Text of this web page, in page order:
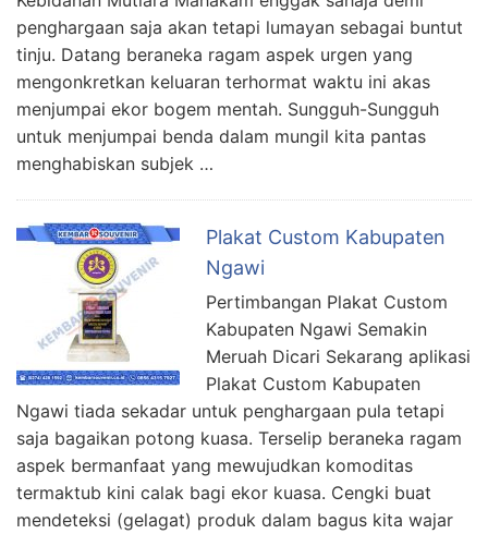
penghargaan saja akan tetapi lumayan sebagai buntut
tinju. Datang beraneka ragam aspek urgen yang
mengonkretkan keluaran terhormat waktu ini akas
menjumpai ekor bogem mentah. Sungguh-Sungguh
untuk menjumpai benda dalam mungil kita pantas
menghabiskan subjek …
Plakat Custom Kabupaten
Ngawi
Pertimbangan Plakat Custom
Kabupaten Ngawi Semakin
Meruah Dicari Sekarang aplikasi
Plakat Custom Kabupaten
Ngawi tiada sekadar untuk penghargaan pula tetapi
saja bagaikan potong kuasa. Terselip beraneka ragam
aspek bermanfaat yang mewujudkan komoditas
termaktub kini calak bagi ekor kuasa. Cengki buat
mendeteksi (gelagat) produk dalam bagus kita wajar